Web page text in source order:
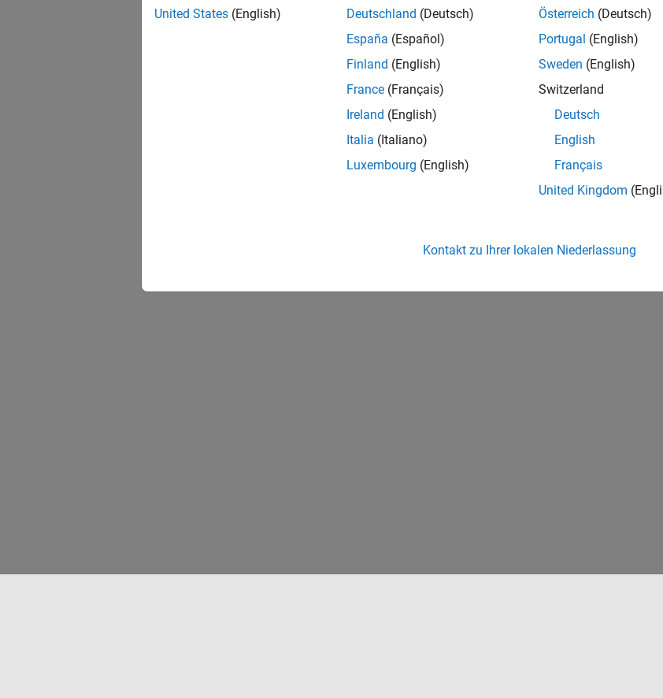
United States (English)
Deutschland (Deutsch)
España (Español)
Finland (English)
France (Français)
Ireland (English)
Italia (Italiano)
Luxembourg (English)
Österreich (Deutsch)
Portugal (English)
Sweden (English)
Switzerland
Deutsch
English
Français
United Kingdom
Kontakt zu Ihrer lokalen Niederlassung